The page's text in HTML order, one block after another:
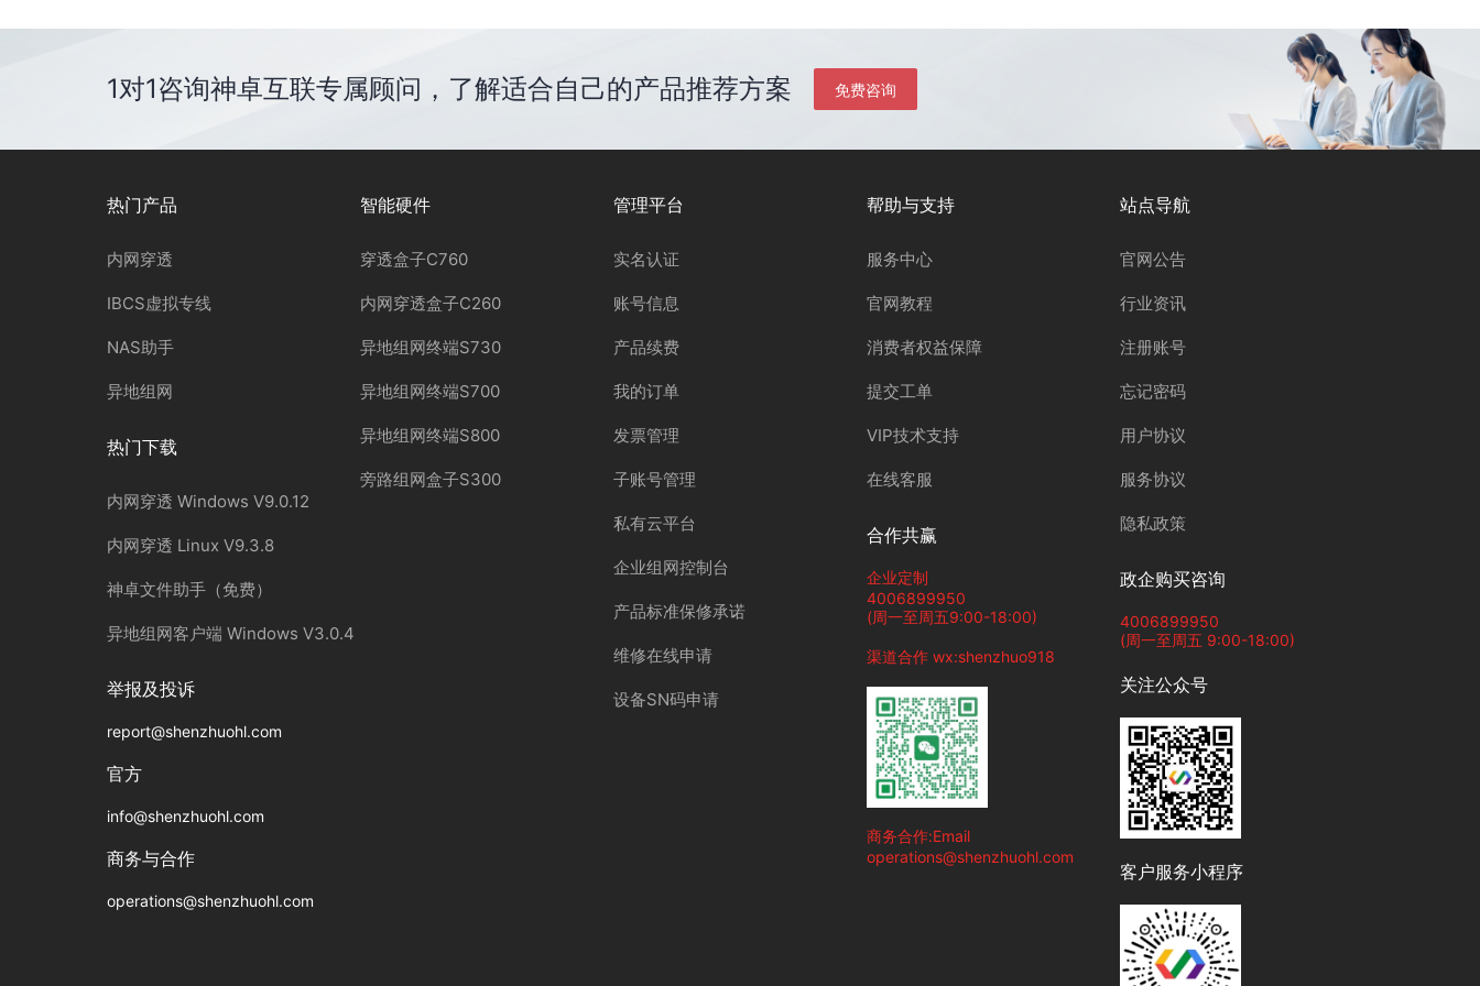
1对1咨询神卓互联专属顾问，了解适合自己的产品推荐方案 免费咨询
热门产品
内网穿透
IBCS虚拟专线
NAS助手
异地组网
热门下载
内网穿透 Windows V9.0.12
内网穿透 Linux V9.3.8
神卓文件助手（免费）
异地组网客户端 Windows V3.0.4
举报及投诉
report@shenzhuohl.com
官方
info@shenzhuohl.com
商务与合作
operations@shenzhuohl.com
智能硬件
穿透盒子C760
内网穿透盒子C260
异地组网终端S730
异地组网终端S700
异地组网终端S800
旁路组网盒子S300
管理平台
实名认证
账号信息
产品续费
我的订单
发票管理
子账号管理
私有云平台
企业组网控制台
产品标准保修承诺
维修在线申请
设备SN码申请
帮助与支持
服务中心
官网教程
消费者权益保障
提交工单
VIP技术支持
在线客服
合作共赢
企业定制
4006899950
(周一至周五9:00-18:00)
渠道合作 wx:shenzhuo918
商务合作:Email
operations@shenzhuohl.com
站点导航
官网公告
行业资讯
注册账号
忘记密码
用户协议
服务协议
隐私政策
政企购买咨询
4006899950
(周一至周五 9:00-18:00)
关注公众号
客户服务小程序